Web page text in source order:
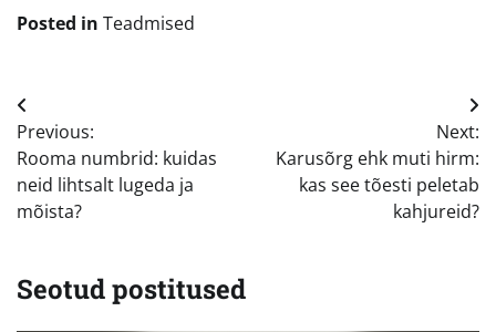
Posted in Teadmised
Navigeerimine
Previous:
Rooma numbrid: kuidas
neid lihtsalt lugeda ja
mõista?
Next:
Karusõrg ehk muti hirm:
kas see tõesti peletab
kahjureid?
Seotud postitused